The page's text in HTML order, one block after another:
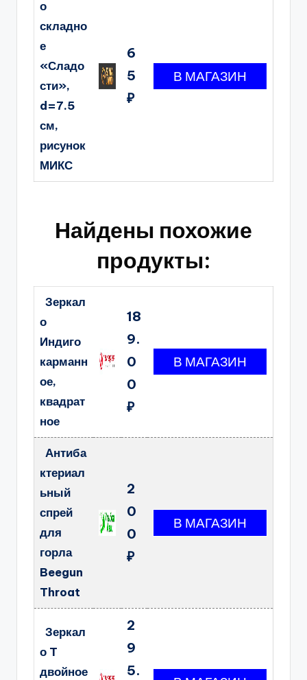
о
складно
е
«Сладо
сти»,
d=7.5
см,
рисунок
МИКС
6
5
₽
Найдены похожие
продукты:
Зеркал
о
Индиго
карманн
ое,
квадрат
ное
18
9.
0
0
₽
Антиба
ктериал
ьный
спрей
для
горла
Beegun
Throat
2
0
0
₽
Зеркал
о T
двойное
2
9
5.